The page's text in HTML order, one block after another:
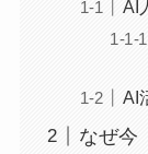
AI
AI
なぜ今